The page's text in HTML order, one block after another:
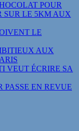
POUR
SUR LE 5KM AUX
LE
AUX
VEUT ÉCRIRE SA
PASSE EN REVUE